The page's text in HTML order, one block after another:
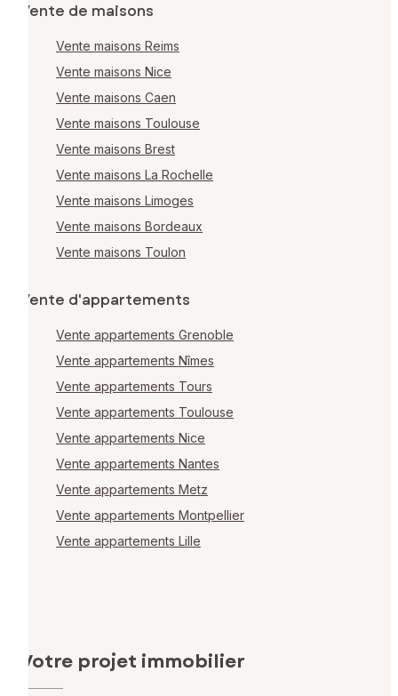
Vente de maisons
Vente maisons Reims
Vente maisons Nice
Vente maisons Caen
Vente maisons Toulouse
Vente maisons Brest
Vente maisons La Rochelle
Vente maisons Limoges
Vente maisons Bordeaux
Vente maisons Toulon
Vente d'appartements
Vente appartements Grenoble
Vente appartements Nîmes
Vente appartements Tours
Vente appartements Toulouse
Vente appartements Nice
Vente appartements Nantes
Vente appartements Metz
Vente appartements Montpellier
Vente appartements Lille
Votre projet immobilier